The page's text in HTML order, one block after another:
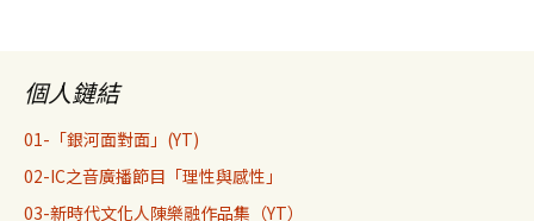
個人鏈結
01-「銀河面對面」(YT)
02-IC之音廣播節目「理性與感性」
03-新時代文化人陳樂融作品集（YT）